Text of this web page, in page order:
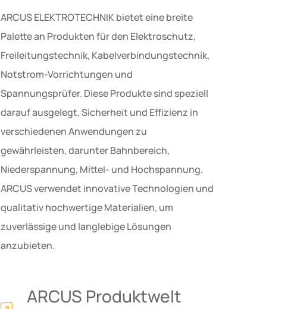
ARCUS ELEKTROTECHNIK bietet eine breite
Palette an Produkten für den Elektroschutz,
Freileitungstechnik, Kabelverbindungstechnik,
Notstrom-Vorrichtungen und
Spannungsprüfer. Diese Produkte sind speziell
darauf ausgelegt, Sicherheit und Effizienz in
verschiedenen Anwendungen zu
gewährleisten, darunter Bahnbereich,
Niederspannung, Mittel- und Hochspannung.
ARCUS verwendet innovative Technologien und
qualitativ hochwertige Materialien, um
zuverlässige und langlebige Lösungen
anzubieten.
ARCUS Produktwelt